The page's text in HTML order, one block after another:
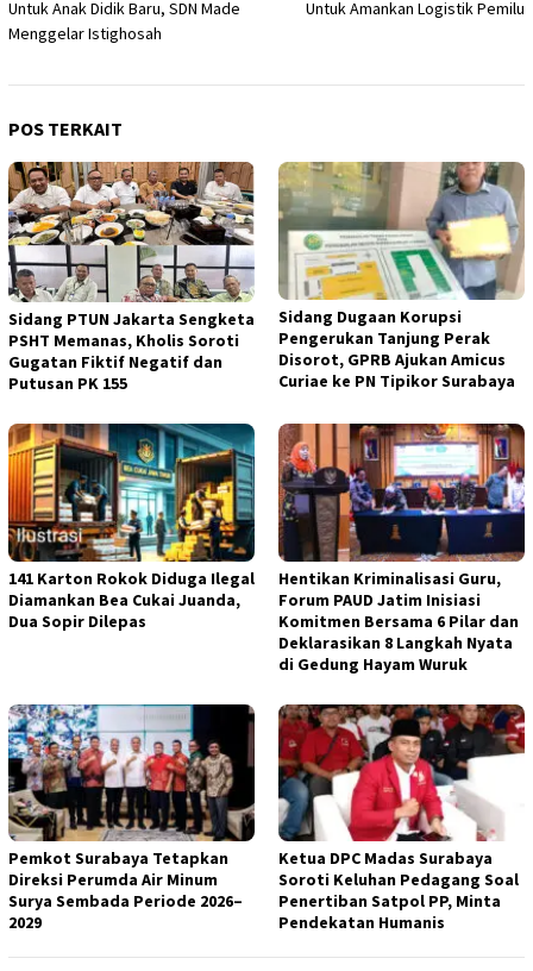
Untuk Anak Didik Baru, SDN Made
Menggelar Istighosah
Untuk Amankan Logistik Pemilu
POS TERKAIT
Sidang PTUN Jakarta Sengketa
PSHT Memanas, Kholis Soroti
Gugatan Fiktif Negatif dan
Putusan PK 155
Sidang Dugaan Korupsi
Pengerukan Tanjung Perak
Disorot, GPRB Ajukan Amicus
Curiae ke PN Tipikor Surabaya
141 Karton Rokok Diduga Ilegal
Diamankan Bea Cukai Juanda,
Dua Sopir Dilepas
Hentikan Kriminalisasi Guru,
Forum PAUD Jatim Inisiasi
Komitmen Bersama 6 Pilar dan
Deklarasikan 8 Langkah Nyata
di Gedung Hayam Wuruk
Pemkot Surabaya Tetapkan
Direksi Perumda Air Minum
Surya Sembada Periode 2026–
2029
Ketua DPC Madas Surabaya
Soroti Keluhan Pedagang Soal
Penertiban Satpol PP, Minta
Pendekatan Humanis